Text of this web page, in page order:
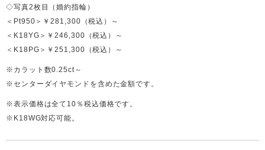
◇写真2枚目（婚約指輪）
＜Pt950＞￥281,300（税込）～
＜K18YG＞￥246,300（税込）～
＜K18PG＞￥251,300（税込）～
※カラット数0.25ct～
※センターダイヤモンドを含めた金額です。
※表示価格は全て10％税込価格です。
※K18WG対応可能。